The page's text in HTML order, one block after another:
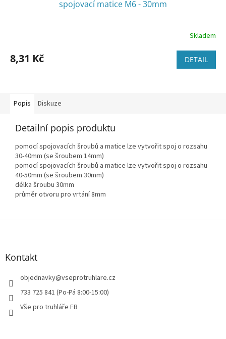
spojovací matice M6 - 30mm
Skladem
8,31 Kč DETAIL
Popis Diskuze
Detailní popis produktu
pomocí spojovacích šroubů a matice lze vytvořit spoj o rozsahu
30-40mm (se šroubem 14mm)
pomocí spojovacích šroubů a matice lze vytvořit spoj o rozsahu
40-50mm (se šroubem 30mm)
délka šroubu 30mm
průměr otvoru pro vrtání 8mm
Z
Kontakt
objednavky@vseprotruhlare.cz
733 725 841 (Po-Pá 8:00-15:00)
Vše pro truhláře FB